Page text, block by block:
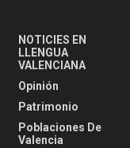
NOTICIES EN
LLENGUA
VALENCIANA
Opinión
Patrimonio
Poblaciones De
Valencia